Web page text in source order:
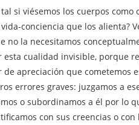
si viésemos los cuerpos
conciencia que los alienta?
la necesitamos
cualidad invisible, porque
apreciación que cometemos
errores graves: juzgamos a
o subordinamos a él por lo
con sus creencias o